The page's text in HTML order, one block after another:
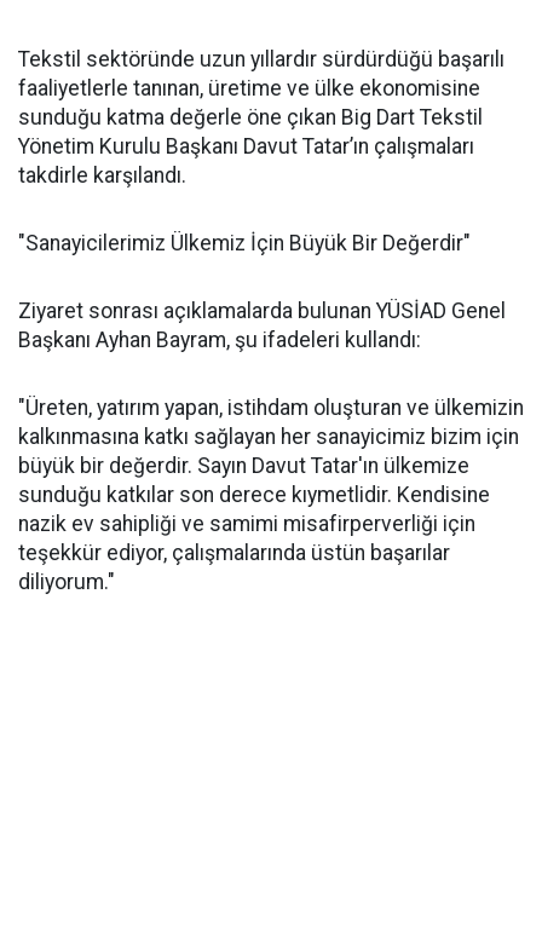
Tekstil sektöründe uzun yıllardır sürdürdüğü başarılı
faaliyetlerle tanınan, üretime ve ülke ekonomisine
sunduğu katma değerle öne çıkan Big Dart Tekstil
Yönetim Kurulu Başkanı Davut Tatar’ın çalışmaları
takdirle karşılandı.
"Sanayicilerimiz Ülkemiz İçin Büyük Bir Değerdir"
Ziyaret sonrası açıklamalarda bulunan YÜSİAD Genel
Başkanı Ayhan Bayram, şu ifadeleri kullandı:
"Üreten, yatırım yapan, istihdam oluşturan ve ülkemizin
kalkınmasına katkı sağlayan her sanayicimiz bizim için
büyük bir değerdir. Sayın Davut Tatar'ın ülkemize
sunduğu katkılar son derece kıymetlidir. Kendisine
nazik ev sahipliği ve samimi misafirperverliği için
teşekkür ediyor, çalışmalarında üstün başarılar
diliyorum."